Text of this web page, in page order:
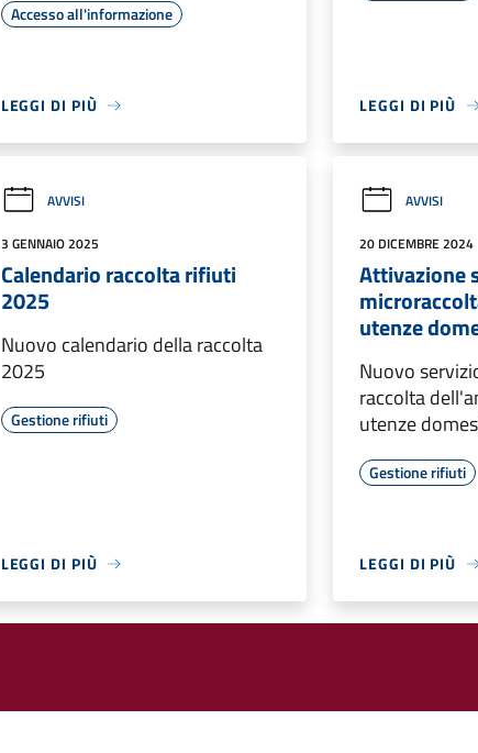
Accesso all'informazione
LEGGI DI PIÙ LEGGI DI PIÙ
AVVISI
3 GENNAIO 2025
Calendario raccolta rifiuti
2025
Nuovo calendario della raccolta
2025
Gestione rifiuti
LEGGI DI PIÙ
AVVISI
20 DICEMBRE 2024
Attivazione
utenze
Nuovo
raccolta
utenze
Gestione rifiuti
LEGGI DI PIÙ